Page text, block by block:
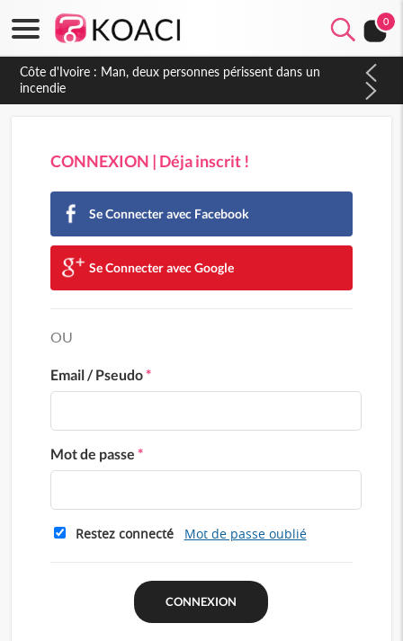
0
CONNEXION | Déja inscrit !
Se Connecter avec Facebook
Se Connecter avec Google
OU
Email / Pseudo*
Mot de passe *
Restez connecté Mot de passe oublié